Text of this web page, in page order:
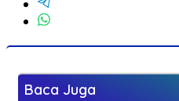
Baca Juga